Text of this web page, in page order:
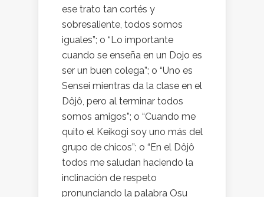
ese trato tan cortés y
sobresaliente, todos somos
iguales”; o “Lo importante
cuando se enseña en un Dojo es
ser un buen colega”; o “Uno es
Sensei mientras da la clase en el
Dôjô, pero al terminar todos
somos amigos”; o “Cuando me
quito el Keikogi soy uno más del
grupo de chicos”; o “En el Dôjô
todos me saludan haciendo la
inclinación de respeto
pronunciando la palabra Osu